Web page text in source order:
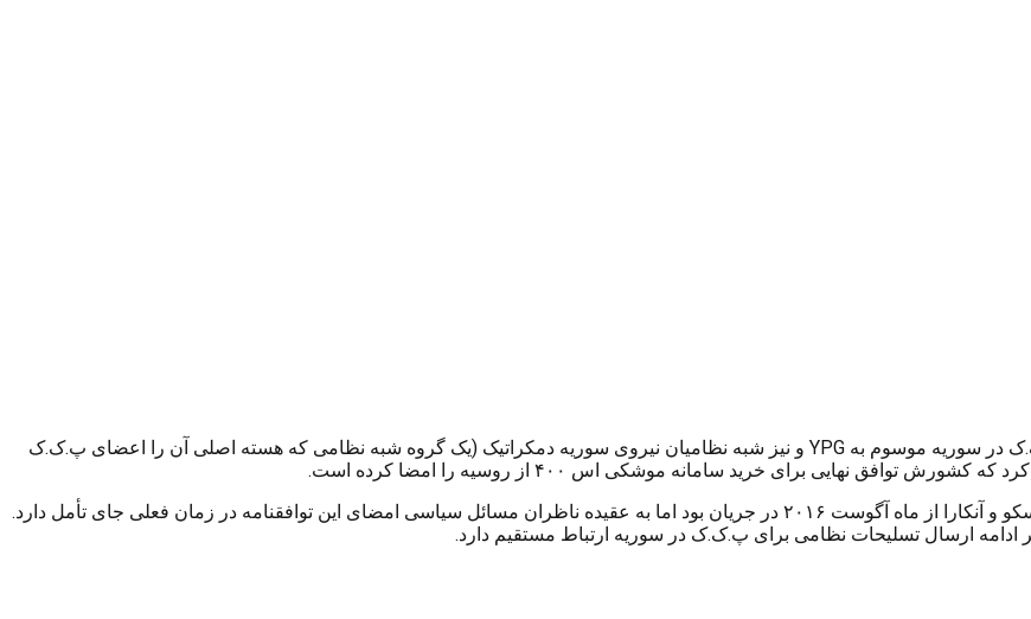
چند روز پس از آنکه آمریکا سلاح های جدیدی در اختیار شاخه نظامی پ.ک.ک در سوریه موسوم به YPG و نیز شبه نظامیان نیروی سوریه دمکراتیک (یک گروه شبه نظامی که هسته اصلی آن را اعضای پ.ک.ک
نهایی برای خرید سامانه موشکی اس ۴۰۰ از روسیه را امضا کرده است.
به گزارش کورد پاریز هر چند مذاکرات برای خرید سامانه اس ۴۰۰ بین مسکو و آنکارا از ماه آگوست ۲۰۱۶ در جریان بود اما به عقیده ناظران مسائل سیاسی امضای این توافقنامه در زمان فعلی جای تأمل دارد.
ادامه ارسال تسلیحات نظامی برای پ.ک.ک در سوریه ارتباط مستقیم دارد.